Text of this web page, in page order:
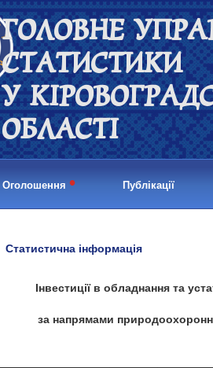
ГОЛОВНЕ
СТАТИСТИКИ
У
ОБЛАСТІ
Оголошення • Публікації
Статистична інформація
Інвестиції в обладнання та
за напрямами